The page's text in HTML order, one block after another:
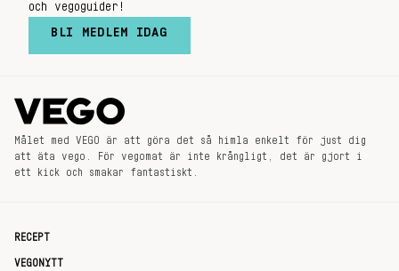
och vegoguider!
BLI MEDLEM IDAG
Målet med VEGO är att göra det så himla enkelt för just dig
att äta vego. För vegomat är inte krångligt, det är gjort i
ett kick och smakar fantastiskt.
RECEPT
VEGONYTT